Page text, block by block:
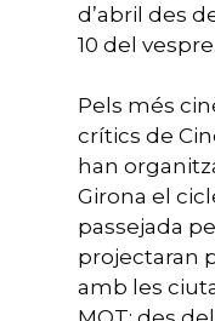
d’abril des
10 del vespre.
Pels més
crítics de
han
Girona el
passejada
projectaran
amb les